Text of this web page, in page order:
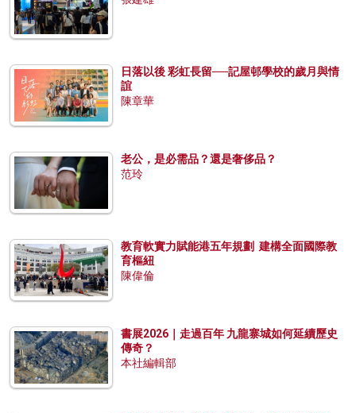
日落以後 彩虹長留──記屋邨學校的歲月與情
誼
陳章華
老公，是必需品？還是奢侈品？
范玲
教育軟實力賦能港五年規劃 建構全面國際教
育樞紐
陳偉倫
書展2026｜走過百年 九龍寨城如何延續歷史
傳奇？
本社編輯部